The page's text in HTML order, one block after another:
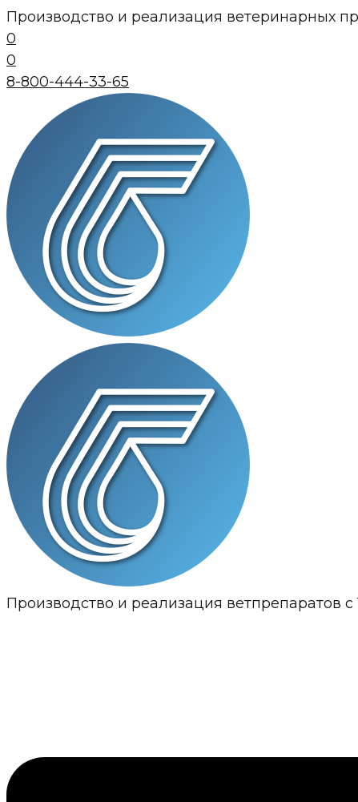
Перейти
к
контенту
Производство и реализация ветеринарных
0
0
8-800-444-33-65
Производство и реализация ветпрепаратов с